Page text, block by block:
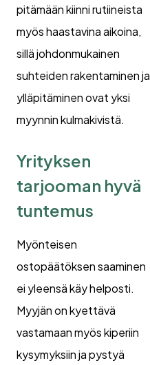
pitämään kiinni rutiineista
myös haastavina aikoina,
sillä johdonmukainen
suhteiden rakentaminen ja
ylläpitäminen ovat yksi
myynnin kulmakivistä.
Yrityksen
tarjooman hyvä
tuntemus
Myönteisen
ostopäätöksen saaminen
ei yleensä käy helposti.
Myyjän on kyettävä
vastamaan myös kiperiin
kysymyksiin ja pystyä